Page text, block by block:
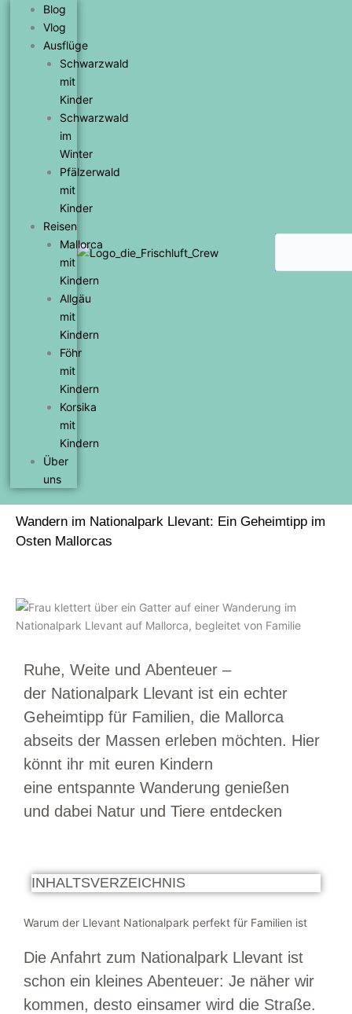
springen
Blog
Vlog
Ausflüge
Schwarzwald
mit
Kinder
Schwarzwald
im
Winter
Pfälzerwald
mit
Kinder
Reisen
Mallorca
mit
Kindern
Allgäu
mit
Kindern
Föhr
mit
Kindern
Korsika
mit
Kindern
Über
uns
Wandern im Nationalpark Llevant: Ein Geheimtipp im
Osten Mallorcas
Ruhe, Weite und Abenteuer –
der Nationalpark Llevant ist ein echter
Geheimtipp für Familien, die Mallorca
abseits der Massen erleben möchten. Hier
könnt ihr mit euren Kindern
eine entspannte Wanderung genießen
und dabei Natur und Tiere entdecken
INHALTSVERZEICHNIS
Warum der Llevant Nationalpark perfekt für Familien ist
Die Anfahrt zum Nationalpark Llevant ist
schon ein kleines Abenteuer: Je näher wir
kommen, desto einsamer wird die Straße.